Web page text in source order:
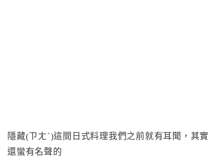
隱藏(ㄗㄤˋ)這間日式料理我們之前就有耳聞，其實
還蠻有名聲的